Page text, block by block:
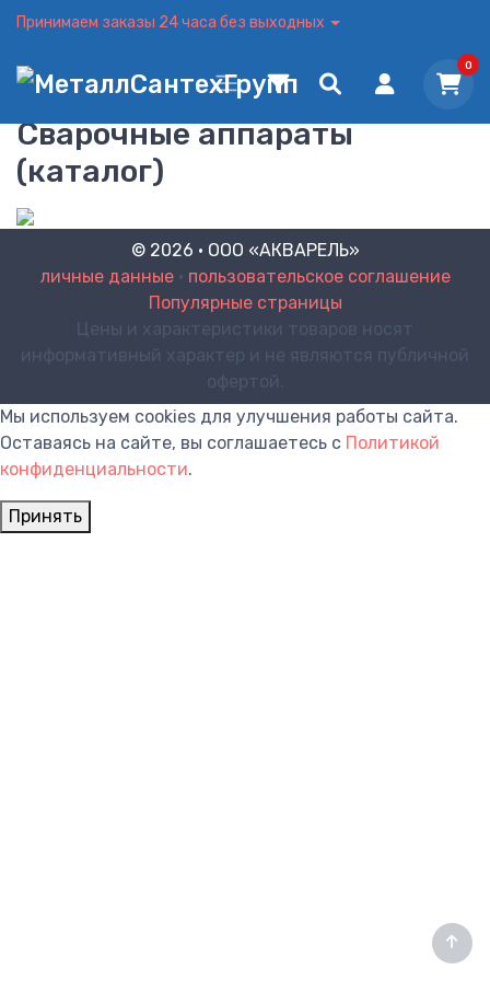
Принимаем заказы 24 часа без выходных
0
Сварочные аппараты
(каталог)
© 2026 · ООО «АКВАРЕЛЬ»
личные данные• пользовательское соглашение
Популярные страницы
Цены и характеристики товаров носят
информативный характер и не являются публичной
офертой.
Мы используем cookies для улучшения работы сайта.
Оставаясь на сайте, вы соглашаетесь с Политикой
конфиденциальности.
Принять